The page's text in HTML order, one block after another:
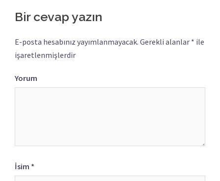
Bir cevap yazın
E-posta hesabınız yayımlanmayacak. Gerekli alanlar * ile
işaretlenmişlerdir
Yorum
İsim *